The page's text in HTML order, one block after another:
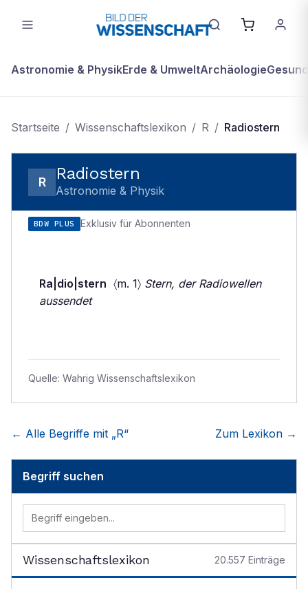
Astronomie & PhysikErde & UmweltArchäologie
Startseite / Wissenschaftslexikon / R / Radiostern
R Radiostern
Astronomie & Physik
BDW PLUS Exklusiv für Abonnenten
Ra|dio|stern 〈m. 1〉 Stern, der Radiowellen
aussendet
Quelle: Wahrig Wissenschaftslexikon
← Alle Begriffe mit „R“ Zum Lexikon →
Begriff suchen
Wissenschaftslexikon 20.557 Einträge